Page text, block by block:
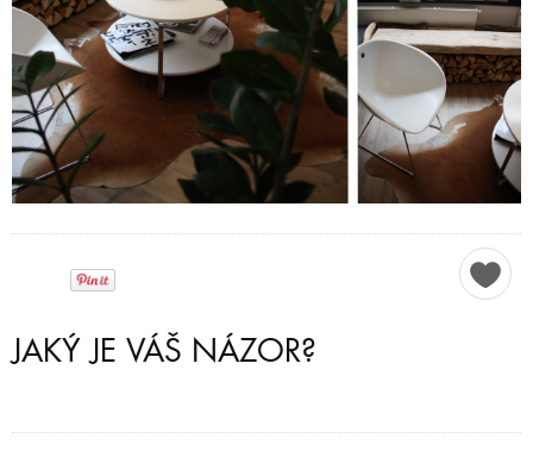
JAKÝ JE VÁŠ NÁZOR?